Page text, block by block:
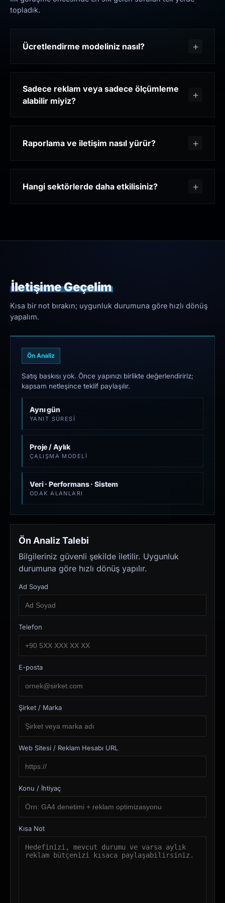
topladık.
Ücretlendirme modeliniz nasıl?
Sadece reklam veya sadece ölçümleme
alabilir miyiz?
Raporlama ve iletişim nasıl yürür?
Hangi sektörlerde daha etkilisiniz?
İletişime Geçelim
Kısa bir not bırakın; uygunluk durumuna göre hızlı dönüş
yapalım.
Ön Analiz
Satış baskısı yok. Önce yapınızı birlikte değerlendiririz;
kapsam netleşince teklif paylaşılır.
Aynı gün
YANIT SÜRESI
Proje / Aylık
ÇALIŞMA MODELI
Veri · Performans · Sistem
ODAK ALANLARI
Ön Analiz Talebi
Bilgileriniz güvenli şekilde iletilir. Uygunluk
durumuna göre hızlı dönüş yapılır.
Ad Soyad
Telefon
E-posta
Şirket / Marka
Web Sitesi / Reklam Hesabı URL
Konu / İhtiyaç
Kısa Not